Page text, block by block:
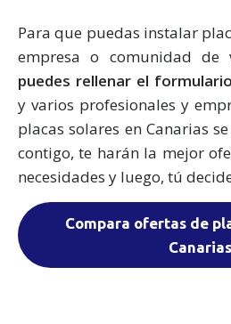
Para que puedas instalar
empresa o comunidad de
puedes rellenar el
y varios profesionales y
placas solares en Canarias
contigo, te harán la mejor
necesidades y luego, tú
Compara ofertas de
Canarias